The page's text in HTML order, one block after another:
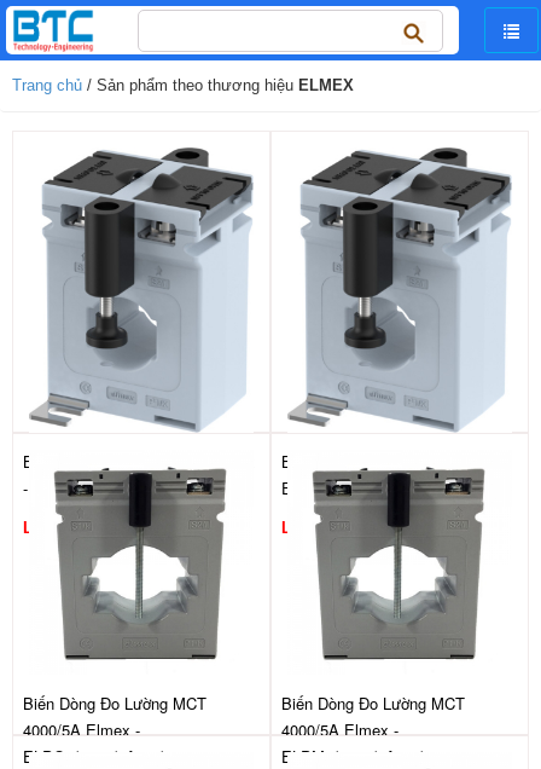
Tìm
kiếm
Trang chủ / Sản phẩm theo thương hiệu ELMEX
Biến Dòng Class 0.2 MCT Elmex
- ELPL2
Liên hệ
Biến Dòng Class 0.2S MCT
Elmex - ELPL2
Liên hệ
Biến Dòng Đo Lường MCT
4000/5A Elmex -
ELPO4/4000/5A-15/1
Biến Dòng Đo Lường MCT
4000/5A Elmex -
ELPM2/4000/5A-15/1